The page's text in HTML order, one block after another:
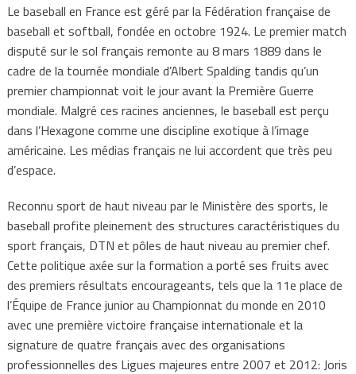
Le baseball en France est géré par la Fédération française de
baseball et softball, fondée en octobre 1924. Le premier match
disputé sur le sol français remonte au 8 mars 1889 dans le
cadre de la tournée mondiale d’Albert Spalding tandis qu’un
premier championnat voit le jour avant la Première Guerre
mondiale. Malgré ces racines anciennes, le baseball est perçu
dans l’Hexagone comme une discipline exotique à l’image
américaine. Les médias français ne lui accordent que très peu
d’espace.
Reconnu sport de haut niveau par le Ministère des sports, le
baseball profite pleinement des structures caractéristiques du
sport français, DTN et pôles de haut niveau au premier chef.
Cette politique axée sur la formation a porté ses fruits avec
des premiers résultats encourageants, tels que la 11e place de
l’Équipe de France junior au Championnat du monde en 2010
avec une première victoire française internationale et la
signature de quatre français avec des organisations
professionnelles des Ligues majeures entre 2007 et 2012: Joris